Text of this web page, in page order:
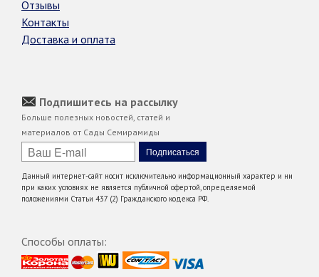
Отзывы
Контакты
Доставка и оплата
Подпишитесь на рассылку
Больше полезных новостей, статей и
материалов от Сады Семирамиды
Данный интернет-сайт носит исключительно информационный характер и ни
при каких условиях не является публичной офертой, определяемой
положениями Статьи 437 (2) Гражданского кодекса РФ.
Способы оплаты: